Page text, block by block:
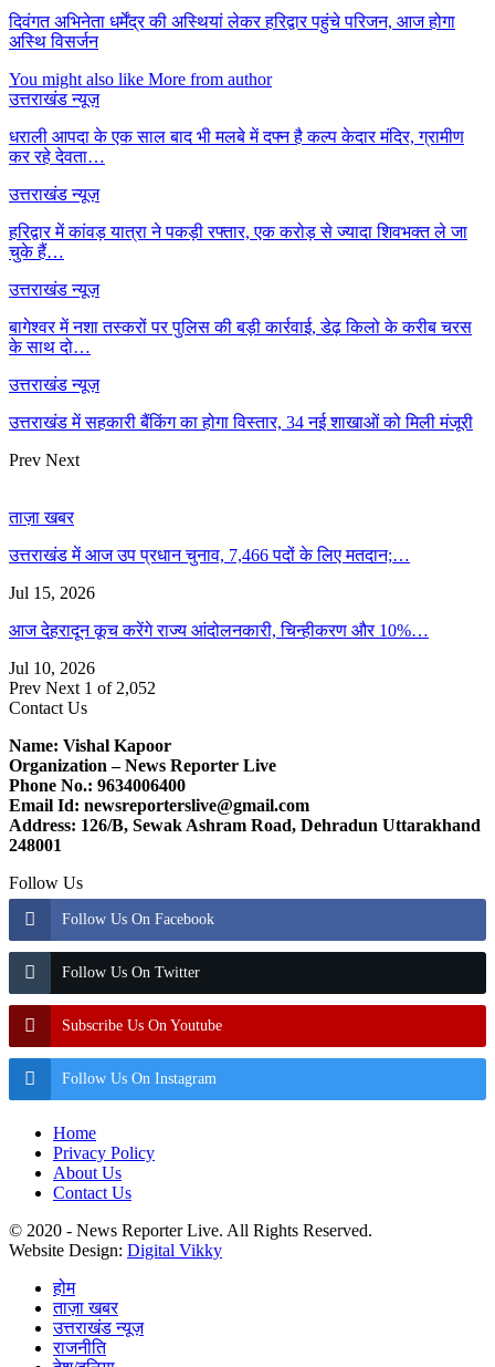
दिवंगत अभिनेता धर्मेंद्र की अस्थियां लेकर हरिद्वार पहुंचे परिजन, आज होगा
अस्थि विसर्जन
You might also like More from author
उत्तराखंड न्यूज़
धराली आपदा के एक साल बाद भी मलबे में दफ्न है कल्प केदार मंदिर, ग्रामीण
कर रहे देवता…
उत्तराखंड न्यूज़
हरिद्वार में कांवड़ यात्रा ने पकड़ी रफ्तार, एक करोड़ से ज्यादा शिवभक्त ले जा
चुके हैं…
उत्तराखंड न्यूज़
बागेश्वर में नशा तस्करों पर पुलिस की बड़ी कार्रवाई, डेढ़ किलो के करीब चरस
के साथ दो…
उत्तराखंड न्यूज़
उत्तराखंड में सहकारी बैंकिंग का होगा विस्तार, 34 नई शाखाओं को मिली मंजूरी
Prev Next
ताज़ा खबर
उत्तराखंड में आज उप प्रधान चुनाव, 7,466 पदों के लिए मतदान;…
Jul 15, 2026
आज देहरादून कूच करेंगे राज्य आंदोलनकारी, चिन्हीकरण और 10%…
Jul 10, 2026
Prev Next 1 of 2,052
Contact Us
Name: Vishal Kapoor
Organization – News Reporter Live
Phone No.: 9634006400
Email Id: newsreporterslive@gmail.com
Address: 126/B, Sewak Ashram Road, Dehradun Uttarakhand
248001
Follow Us
Follow Us On Facebook
Follow Us On Twitter
Subscribe Us On Youtube
Follow Us On Instagram
Home
Privacy Policy
About Us
Contact Us
© 2020 - News Reporter Live. All Rights Reserved.
Website Design: Digital Vikky
होम
ताज़ा खबर
उत्तराखंड न्यूज़
राजनीति